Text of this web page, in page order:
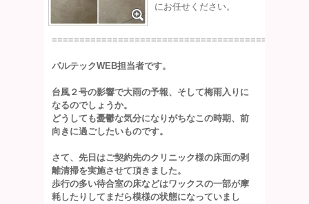
にお任せください。
パルテックWEB担当者です。
台風２号の影響で大雨の予報、そして梅雨入りに
なるのでしょうか。
どうしても憂鬱な気分になりがちなこの時期、前
向きに過ごしたいものです。
さて、先日はご契約先のクリニック様の床面の剥
離清掃を実施させて頂きました。
歩行の多い待合室の床などはワックスの一部が摩
耗したりしてまだら模様の状態になっていまし